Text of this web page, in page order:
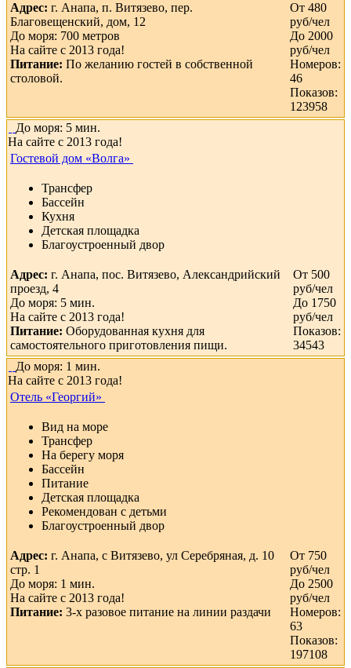
Адрес: г. Анапа, п. Витязево, пер.
Благовещенский, дом, 12
До моря: 700 метров
На сайте с 2013 года!
Питание: По желанию гостей в собственной
столовой.
От 480
руб/чел
До 2000
руб/чел
Номеров:
46
Показов:
123958
До моря: 5 мин.
На сайте с 2013 года!
Гостевой дом «Волга»
Трансфер
Бассейн
Кухня
Детская площадка
Благоустроенный двор
Адрес: г. Анапа, пос. Витязево, Александрийский
проезд, 4
До моря: 5 мин.
На сайте с 2013 года!
Питание: Оборудованная кухня для
самостоятельного приготовления пищи.
От 500
руб/чел
До 1750
руб/чел
Показов:
34543
До моря: 1 мин.
На сайте с 2013 года!
Отель «Георгий»
Вид на море
Трансфер
На берегу моря
Бассейн
Питание
Детская площадка
Рекомендован с детьми
Благоустроенный двор
Адрес: г. Анапа, с Витязево, ул Серебряная, д. 10
стр. 1
До моря: 1 мин.
На сайте с 2013 года!
Питание: 3-х разовое питание на линии раздачи
От 750
руб/чел
До 2500
руб/чел
Номеров:
63
Показов:
197108